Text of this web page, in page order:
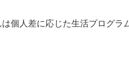
個人差に応じた生活プログラ